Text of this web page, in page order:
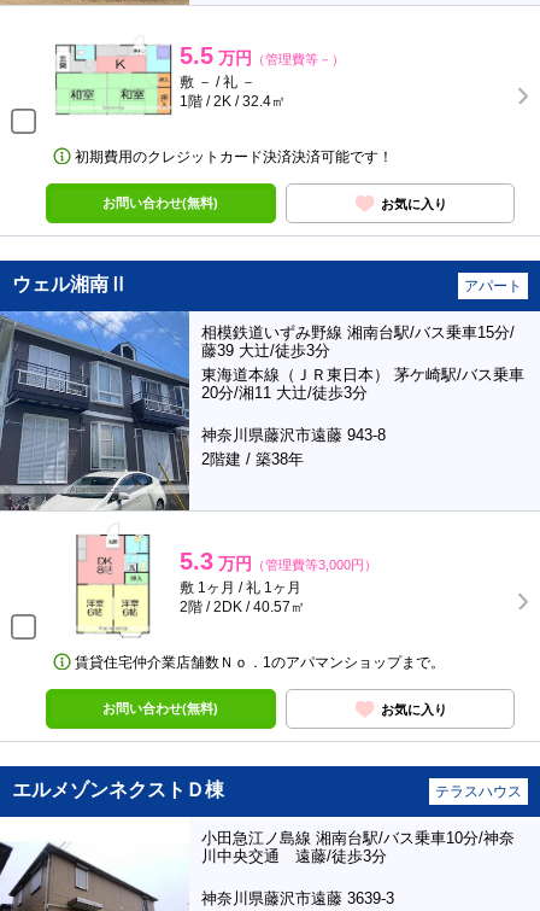
5.5 万円 （管理費等－）
敷 － / 礼 －
1階 / 2K / 32.4㎡
初期費用のクレジットカード決済決済可能です！
お問い合わせ(無料) お気に入り
ウェル湘南Ⅱ アパート
相模鉄道いずみ野線 湘南台駅/バス乗車15分/
藤39 大辻/徒歩3分
東海道本線（ＪＲ東日本） 茅ケ崎駅/バス乗車
20分/湘11 大辻/徒歩3分
神奈川県藤沢市遠藤 943-8
2階建 / 築38年
5.3 万円 （管理費等3,000円）
敷 1ヶ月 / 礼 1ヶ月
2階 / 2DK / 40.57㎡
賃貸住宅仲介業店舗数Ｎｏ．1のアパマンショップまで。
お問い合わせ(無料) お気に入り
エルメゾンネクストＤ棟 テラスハウス
小田急江ノ島線 湘南台駅/バス乗車10分/神奈
川中央交通 遠藤/徒歩3分
神奈川県藤沢市遠藤 3639-3